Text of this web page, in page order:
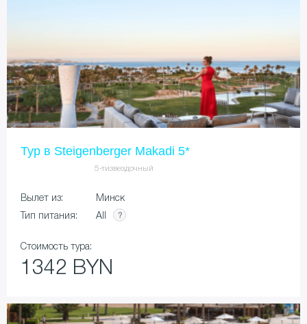
Тур в Steigenberger Makadi 5*
5-тизвездочный
Вылет из:
Минск
Тип питания:
All
Стоимость тура:
1342 BYN